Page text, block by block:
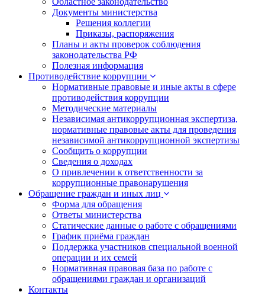
Документы министерства
Решения коллегии
Приказы, распоряжения
Планы и акты проверок соблюдения
законодательства РФ
Полезная информация
Противодействие коррупции
Нормативные правовые и иные акты в сфере
противодействия коррупции
Методические материалы
Независимая антикоррупционная экспертиза,
нормативные правовые акты для проведения
независимой антикоррупционной экспертизы
Сообщить о коррупции
Сведения о доходах
О привлечении к ответственности за
коррупционные правонарушения
Обращение граждан и иных лиц
Форма для обращения
Ответы министерства
Статические данные о работе с обращениями
График приёма граждан
Поддержка участников специальной военной
операции и их семей
Нормативная правовая база по работе с
обращениями граждан и организаций
Контакты